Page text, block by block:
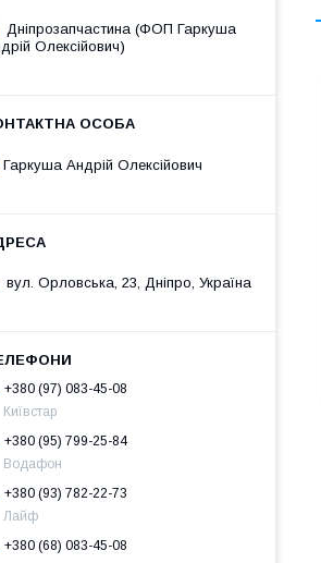
Дніпрозапчастина (ФОП Гаркуша
Олексійович)
Гаркуша Андрій Олексійович
вул. Орловська, 23, Дніпро, Україна
+380 (97) 083-45-08
Київстар
+380 (95) 799-25-84
Водафон
+380 (93) 782-22-73
Лайф
+380 (68) 083-45-08